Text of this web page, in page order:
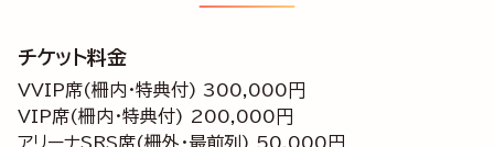
チケット料金
VVIP席(柵内・特典付) 300,000円
VIP席(柵内・特典付) 200,000円
アリーナSRS席(柵外・最前列) 50,000円